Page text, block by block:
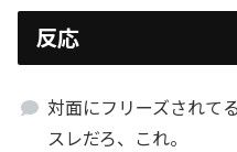
反応
対面にフリーズされて
スレだろ、これ。